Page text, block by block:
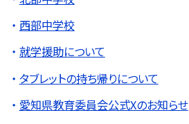
西部中学校
就学援助について
タブレットの持ち帰りについて
愛知県教育委員会公式Xのお知らせ